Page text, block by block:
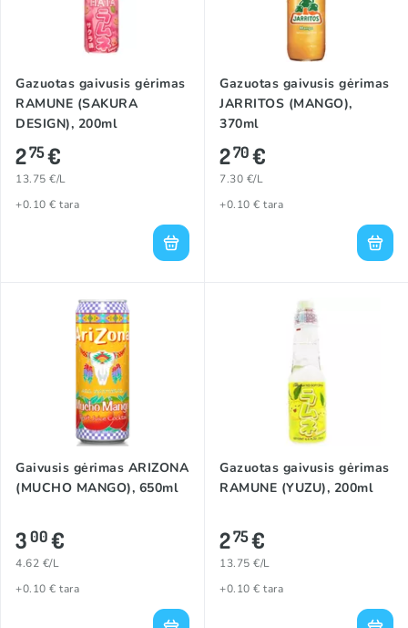
Gazuotas gaivusis gėrimas
RAMUNE (SAKURA
DESIGN), 200ml
275€
13.75 €/L
+0.10 € tara
Gazuotas gaivusis gėrimas
JARRITOS (MANGO),
370ml
270€
7.30 €/L
+0.10 € tara
Gaivusis gėrimas ARIZONA
(MUCHO MANGO), 650ml
300€
4.62 €/L
+0.10 € tara
Gazuotas gaivusis gėrimas
RAMUNE (YUZU), 200ml
275€
13.75 €/L
+0.10 € tara